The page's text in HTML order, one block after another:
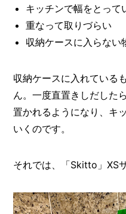
キッチンで幅をとって
重なって取りづらい
収納ケースに入らない
収納ケースに入れている
ん。一度直置きしだした
置かれるようになり、キ
いくのです。
それでは、「Skitto」XS